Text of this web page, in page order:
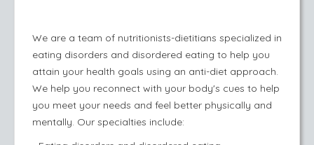
We are a team of nutritionists-dietitians specialized in
eating disorders and disordered eating to help you
attain your health goals using an anti-diet approach.
We help you reconnect with your body's cues to help
you meet your needs and feel better physically and
mentally. Our specialties include: